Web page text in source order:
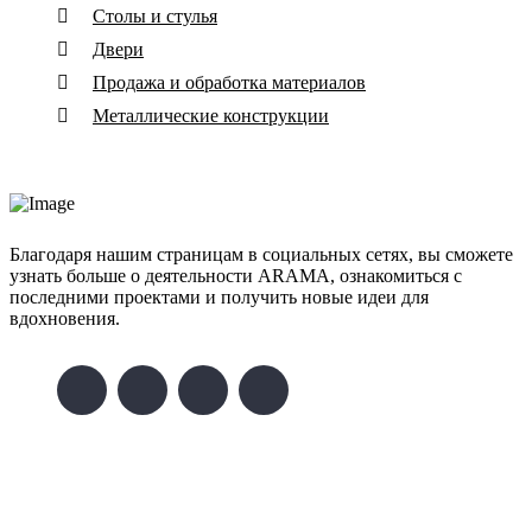
Столы и стулья
Двери
Продажа и обработка материалов
Металлические конструкции
Благодаря нашим страницам в социальных сетях, вы сможете
узнать больше о деятельности ARAMA, ознакомиться с
последними проектами и получить новые идеи для
вдохновения.